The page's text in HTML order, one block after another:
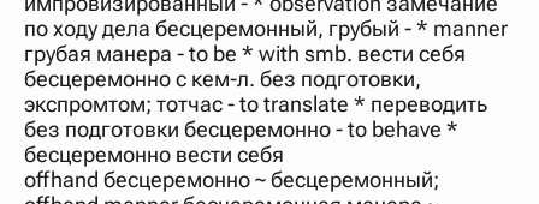
нужно будет нажать на кнопку "Найти".
Для более сложных случаев существует возможность
указывать несколько слов в запросе. Например, если
написать в строке запроса "Пушкин поэт" и нажать
"Найти", выведутся все словарные статьи о поэте
Пушкине, но не о городе.
В сложных запросах тоже могут присутствовать
неизвестные буквы. Например, в кроссворде есть
слово "***м***ов", в задании "русский поэт 19 века".
по ходу дела бесцеремонный, грубый - * manner
грубая манера - to be * with smb. вести себя
бесцеремонно с кем-л. без подготовки,
экспромтом; тотчас - to translate * переводить
без подготовки бесцеремонно - to behave *
бесцеремонно вести себя
offhand бесцеремонно ~ бесцеремонный;